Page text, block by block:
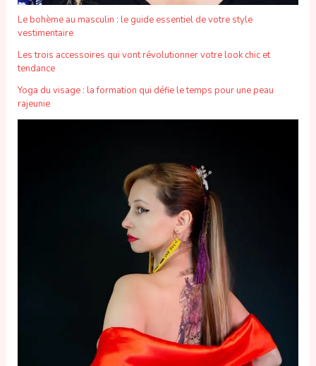
Le bohème au masculin : le guide essentiel de votre style
vestimentaire
Les trois accessoires qui vont révolutionner votre look chic et
tendance
Yoga du visage : la formation qui défie le temps pour une peau
rajeunie